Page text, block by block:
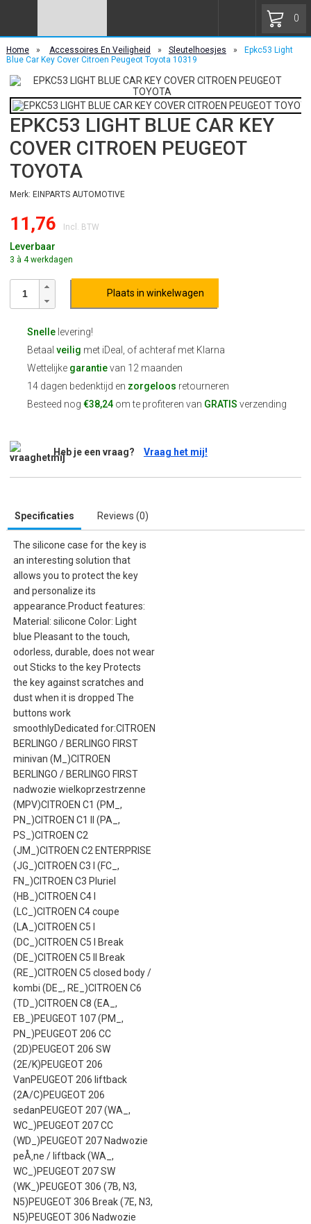
0
Home » Accessoires En Veiligheid » Sleutelhoesjes »
Epkc53 Light
Blue Car Key Cover Citroen Peugeot Toyota 10319
EPKC53 LIGHT BLUE CAR KEY
COVER CITROEN PEUGEOT
TOYOTA
Merk: EINPARTS AUTOMOTIVE
11,76 Incl. BTW
Leverbaar
3 à 4 werkdagen
Plaats in winkelwagen
Snellelevering!
Betaal veilig met iDeal, of achteraf met Klarna
Wettelijke garantievan 12 maanden
14 dagen bedenktijd en zorgeloos retourneren
Besteed nog €38,24om te profiteren van GRATIS verzending
Heb je een vraag? Vraag het mij!
Specificaties Reviews (0)
The silicone case for the key is
an interesting solution that
allows you to protect the key
and personalize its
appearance.Product features:
Material: silicone Color: Light
blue Pleasant to the touch,
odorless, durable, does not wear
out Sticks to the key Protects
the key against scratches and
dust when it is dropped The
buttons work
smoothlyDedicated for:CITROEN
BERLINGO / BERLINGO FIRST
minivan (M_)CITROEN
BERLINGO / BERLINGO FIRST
nadwozie wielkoprzestrzenne
(MPV)CITROEN C1 (PM_,
PN_)CITROEN C1 II (PA_,
PS_)CITROEN C2
(JM_)CITROEN C2 ENTERPRISE
(JG_)CITROEN C3 I (FC_,
FN_)CITROEN C3 Pluriel
(HB_)CITROEN C4 I
(LC_)CITROEN C4 coupe
(LA_)CITROEN C5 I
(DC_)CITROEN C5 I Break
(DE_)CITROEN C5 II Break
(RE_)CITROEN C5 closed body /
kombi (DE_, RE_)CITROEN C6
(TD_)CITROEN C8 (EA_,
EB_)PEUGEOT 107 (PM_,
PN_)PEUGEOT 206 CC
(2D)PEUGEOT 206 SW
(2E/K)PEUGEOT 206
VanPEUGEOT 206 liftback
(2A/C)PEUGEOT 206
sedanPEUGEOT 207 (WA_,
WC_)PEUGEOT 207 CC
(WD_)PEUGEOT 207 Nadwozie
peÅ‚ne / liftback (WA_,
WC_)PEUGEOT 207 SW
(WK_)PEUGEOT 306 (7B, N3,
N5)PEUGEOT 306 Break (7E, N3,
N5)PEUGEOT 306 Nadwozie